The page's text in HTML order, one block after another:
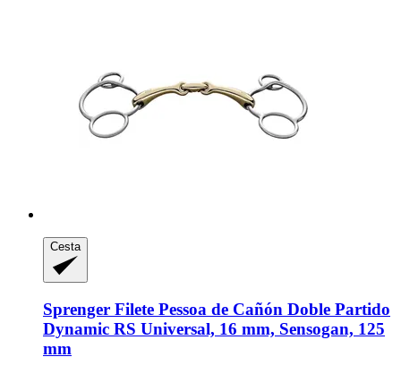
Cesta
Sprenger Filete Pessoa de Cañón Doble Partido
Dynamic RS Universal, 16 mm, Sensogan, 125
mm